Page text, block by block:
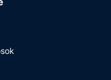
vendégeket 6:30 és
kijelentkezési
szolgáltatások is